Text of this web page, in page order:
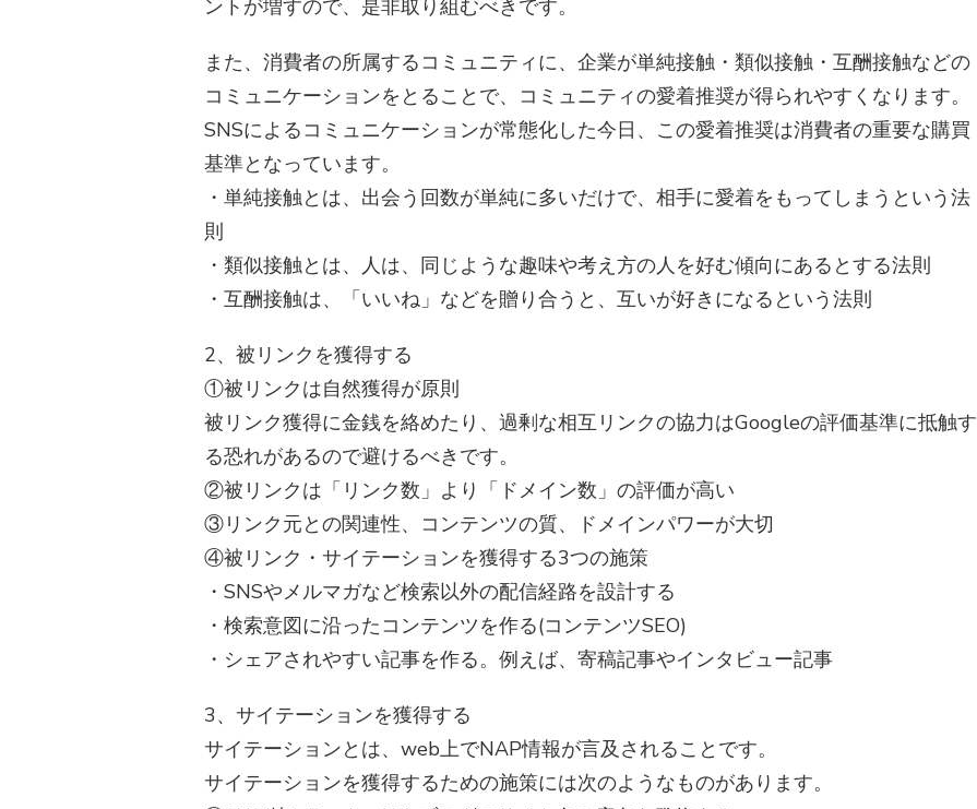
ントが増すので、是非取り組むべきです。
また、消費者の所属するコミュニティに、企業が単純接触・類似接触・互酬接触などの
コミュニケーションをとることで、コミュニティの愛着推奨が得られやすくなります。
SNSによるコミュニケーションが常態化した今日、この愛着推奨は消費者の重要な購買
基準となっています。
・単純接触とは、出会う回数が単純に多いだけで、相手に愛着をもってしまうという法
則
・類似接触とは、人は、同じような趣味や考え方の人を好む傾向にあるとする法則
・互酬接触は、「いいね」などを贈り合うと、互いが好きになるという法則
2、被リンクを獲得する
①被リンクは自然獲得が原則
被リンク獲得に金銭を絡めたり、過剰な相互リンクの協力はGoogleの評価基準に抵触す
る恐れがあるので避けるべきです。
②被リンクは「リンク数」より「ドメイン数」の評価が高い
③リンク元との関連性、コンテンツの質、ドメインパワーが大切
④被リンク・サイテーションを獲得する3つの施策
・SNSやメルマガなど検索以外の配信経路を設計する
・検索意図に沿ったコンテンツを作る(コンテンツSEO)
・シェアされやすい記事を作る。例えば、寄稿記事やインタビュー記事
3、サイテーションを獲得する
サイテーションとは、web上でNAP情報が言及されることです。
サイテーションを獲得するための施策には次のようなものがあります。